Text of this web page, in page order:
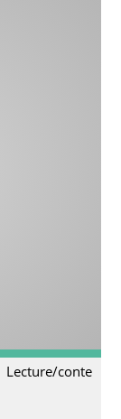
Lecture/conte